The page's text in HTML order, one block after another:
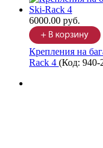
6000.00 руб.
Крепления на
Rack 4 (Код: 940-